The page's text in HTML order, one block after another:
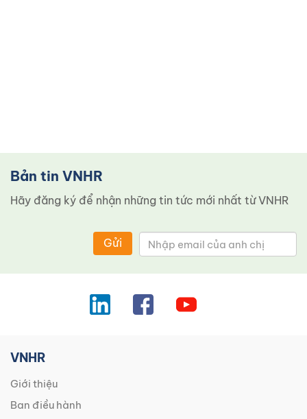
Bản tin VNHR
Hãy đăng ký để nhận những tin tức mới nhất từ ​​VNHR
Gửi
VNHR
Giới thiệu
Ban điều hành